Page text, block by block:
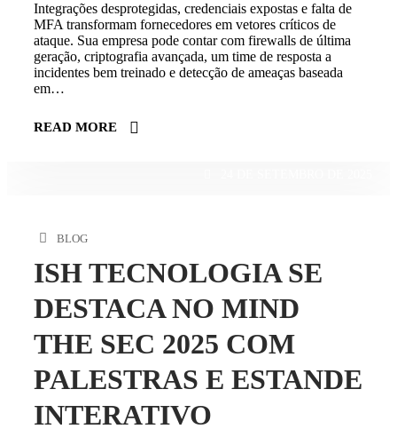
Integrações desprotegidas, credenciais expostas e falta de
MFA transformam fornecedores em vetores críticos de
ataque. Sua empresa pode contar com firewalls de última
geração, criptografia avançada, um time de resposta a
incidentes bem treinado e detecção de ameaças baseada
em…
READ MORE
BLOG
ISH TECNOLOGIA SE
DESTACA NO MIND
THE SEC 2025 COM
PALESTRAS E ESTANDE
INTERATIVO